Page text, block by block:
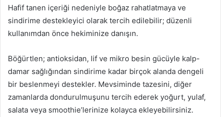
Hafif tanen içeriği nedeniyle boğaz rahatlatmaya ve
sindirime destekleyici olarak tercih edilebilir; düzenli
kullanımdan önce hekiminize danışın.
Böğürtlen; antioksidan, lif ve mikro besin gücüyle kalp-
damar sağlığından sindirime kadar birçok alanda dengeli
bir beslenmeyi destekler. Mevsiminde tazesini, diğer
zamanlarda dondurulmuşunu tercih ederek yoğurt, yulaf,
salata veya smoothie’lerinize kolayca ekleyebilirsiniz.